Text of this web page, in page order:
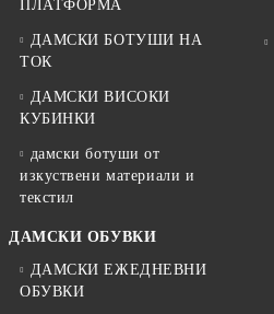
ПЛАТФОРМА
ДАМСКИ БОТУШИ НА
ТОК
ДАМСКИ ВИСОКИ
КУБИНКИ
дамски ботуши от
изкуствени материали и
текстил
ДАМСКИ ОБУВКИ
ДАМСКИ ЕЖЕДНЕВНИ
ОБУВКИ